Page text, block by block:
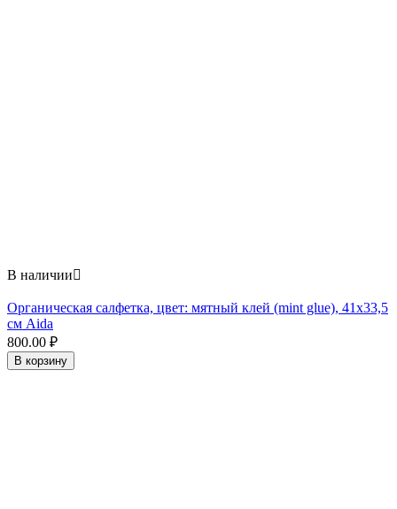
В наличии
Органическая салфетка, цвет: мятный клей (mint glue), 41x33,5
см Aida
800.00 ₽
В корзину